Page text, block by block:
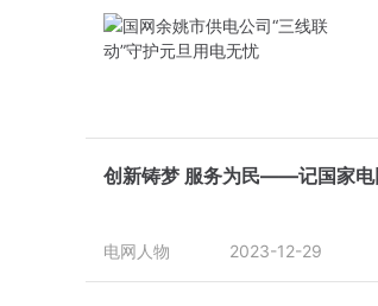
创新铸梦 服务为民——记国家电
电网人物 2023-12-29